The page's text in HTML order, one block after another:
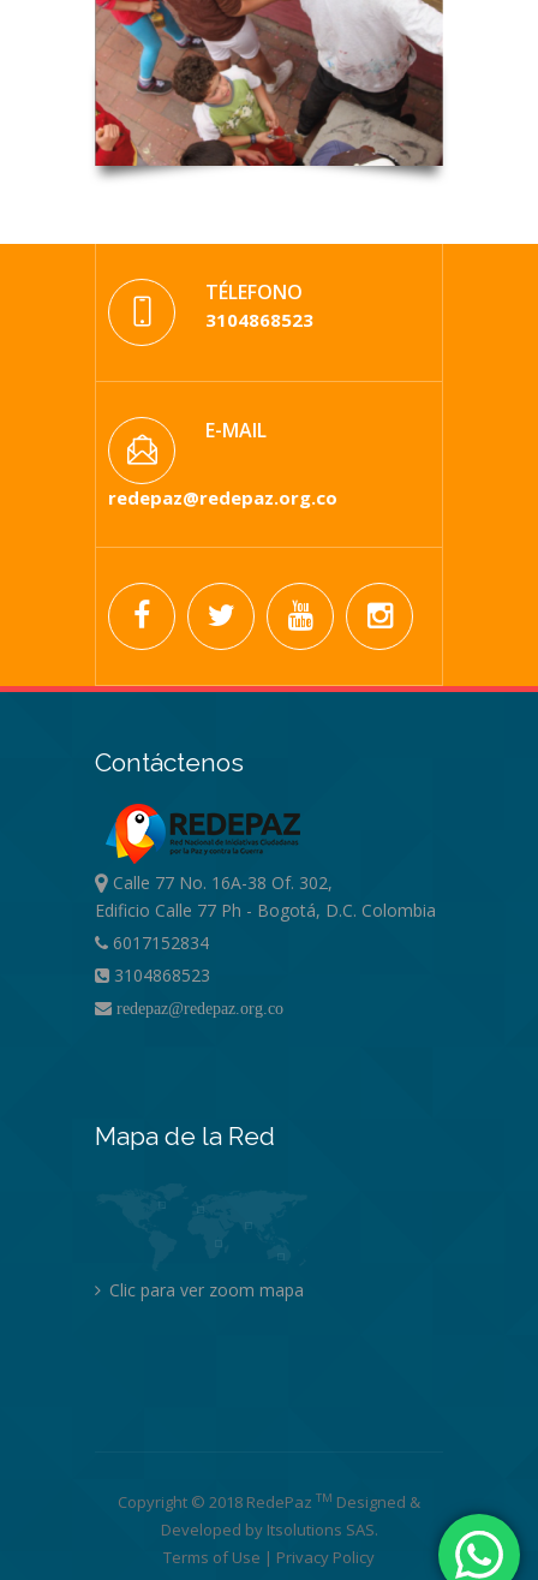
TÉLEFONO
3104868523
E-MAIL
redepaz@redepaz.org.co
Contáctenos
Calle 77 No. 16A-38 Of. 302,
Edificio Calle 77 Ph - Bogotá, D.C. Colombia
6017152834
3104868523
redepaz@redepaz.org.co
Mapa de la Red
Clic para ver zoom mapa
Copyright © 2018 RedePaz TM Designed &
Developed by Itsolutions SAS.
Terms of Use | Privacy Policy